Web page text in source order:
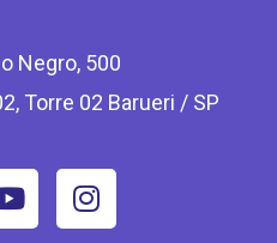
Negro, 500
Torre 02 Barueri / SP